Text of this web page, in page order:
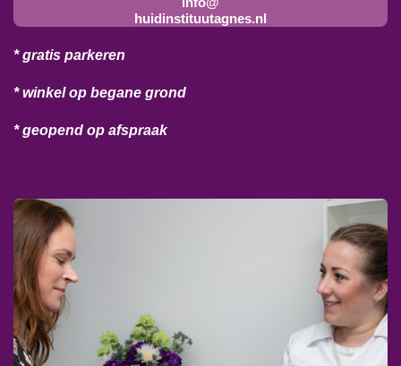
huidinstituutagnes.nl
* gratis parkeren
* winkel op begane grond
* geopend op afspraak